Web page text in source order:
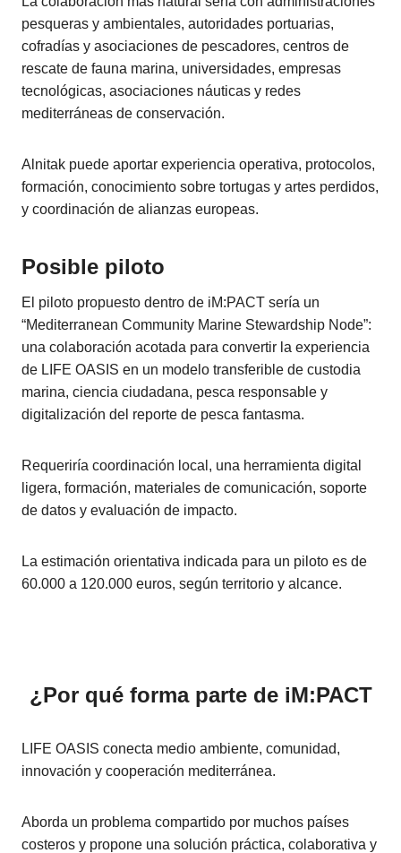
pesqueras y ambientales, autoridades portuarias,
cofradías y asociaciones de pescadores, centros de
rescate de fauna marina, universidades, empresas
tecnológicas, asociaciones náuticas y redes
mediterráneas de conservación.
Alnitak puede aportar experiencia operativa, protocolos,
formación, conocimiento sobre tortugas y artes perdidos,
y coordinación de alianzas europeas.
Posible piloto
El piloto propuesto dentro de iM:PACT sería un
“Mediterranean Community Marine Stewardship Node”:
una colaboración acotada para convertir la experiencia
de LIFE OASIS en un modelo transferible de custodia
marina, ciencia ciudadana, pesca responsable y
digitalización del reporte de pesca fantasma.
Requeriría coordinación local, una herramienta digital
ligera, formación, materiales de comunicación, soporte
de datos y evaluación de impacto.
La estimación orientativa indicada para un piloto es de
60.000 a 120.000 euros, según territorio y alcance.
¿Por qué forma parte de iM:PACT
LIFE OASIS conecta medio ambiente, comunidad,
innovación y cooperación mediterránea.
Aborda un problema compartido por muchos países
costeros y propone una solución práctica, colaborativa y